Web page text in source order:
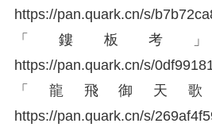
https://pan.quark.cn/s/
「鏤板考
https://pan.quark.cn/s/
「龍飛御天
https://pan.quark.cn/s/269af4f5